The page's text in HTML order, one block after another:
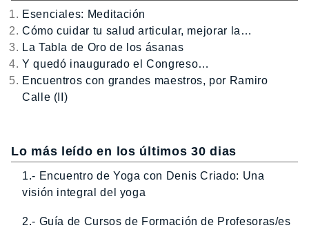
Esenciales: Meditación
Cómo cuidar tu salud articular, mejorar la…
La Tabla de Oro de los ásanas
Y quedó inaugurado el Congreso…
Encuentros con grandes maestros, por Ramiro
Calle (II)
Lo más leído en los últimos 30 dias
1.- Encuentro de Yoga con Denis Criado: Una
visión integral del yoga
2.- Guía de Cursos de Formación de Profesoras/es